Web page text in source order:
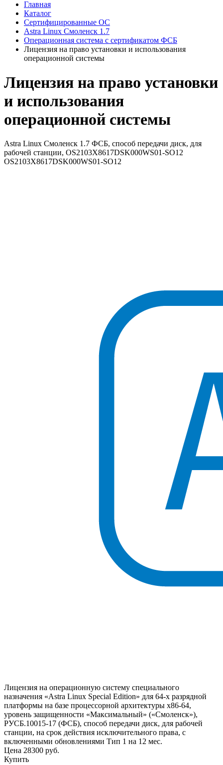
Главная
Каталог
Сертифицированные ОС
Astra Linux Смоленск 1.7
Операционная система с сертификатом ФСБ
Лицензия на право установки и использования
операционной системы
Лицензия на право установки
и использования
операционной системы
Astra Linux Смоленск 1.7 ФСБ, способ передачи диск, для
рабочей станции, OS2103X8617DSK000WS01-SO12
OS2103X8617DSK000WS01-SO12
Лицензия на операционную систему специального
назначения «Astra Linux Special Edition» для 64-х разрядной
платформы на базе процессорной архитектуры х86-64,
уровень защищенности «Максимальный» («Смоленск»),
РУСБ.10015-17 (ФСБ), способ передачи диск, для рабочей
станции, на срок действия исключительного права, с
включенными обновлениями Тип 1 на 12 мес.
Цена 28300 руб.
Купить